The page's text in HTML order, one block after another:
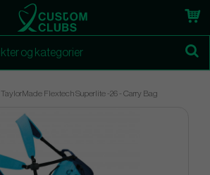
TaylorMade Flextech Superlite -26 - Carry Bag